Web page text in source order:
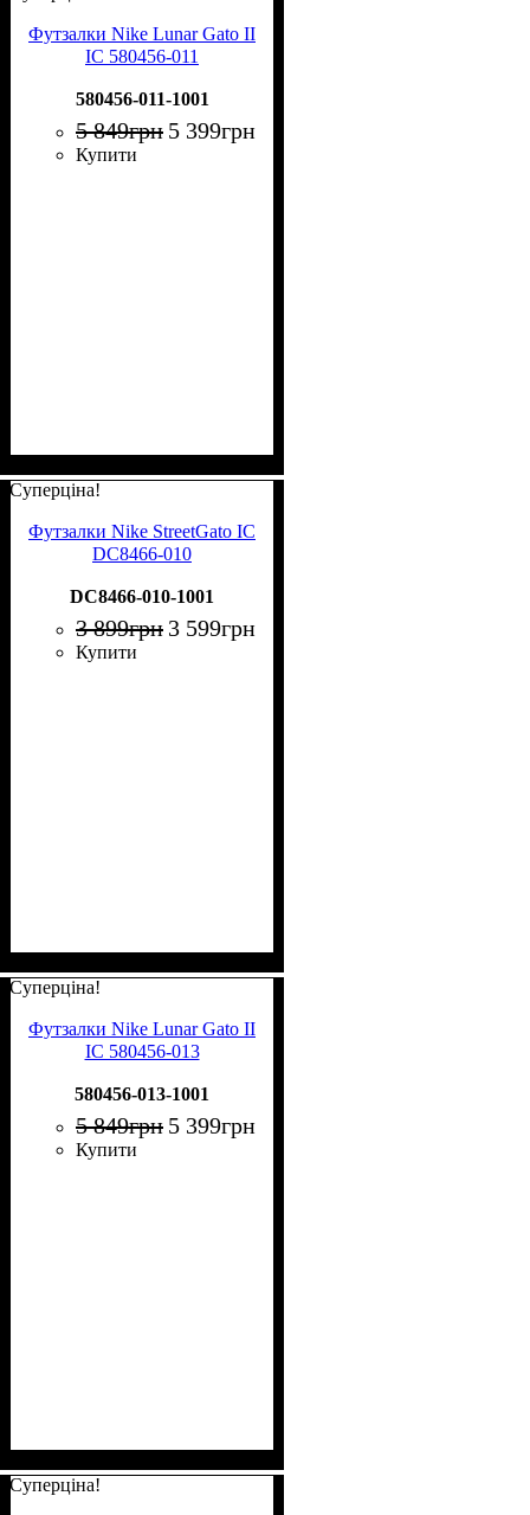
Футзалки Nike Lunar Gato II
IC 580456-011
580456-011-1001
5 849грн 5 399грн
Купити
Суперціна!
Футзалки Nike StreetGato IC
DC8466-010
DC8466-010-1001
3 899грн 3 599грн
Купити
Суперціна!
Футзалки Nike Lunar Gato II
IC 580456-013
580456-013-1001
5 849грн 5 399грн
Купити
Суперціна!